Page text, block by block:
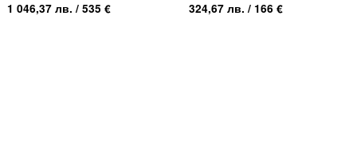
1 046,37 лв. / 535 € 324,67лв. / 166 €